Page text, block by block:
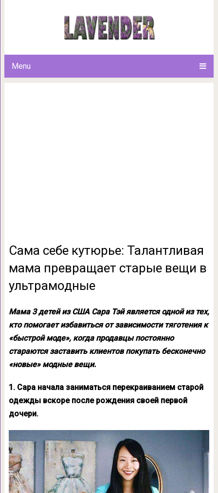
Menu
Сама себе кутюрье:
Сама себе кутюрье: Талантливая
мама превращает старые вещи в
ультрамодные
Мама 3 детей из США Сара Тэй является одной из тех,
кто помогает избавиться от зависимости тяготения к
«быстрой моде», когда продавцы постоянно
стараются заставить клиентов покупать бесконечно
«новые» модные вещи.
1. Сара начала заниматься перекраиванием старой
одежды вскоре после рождения своей первой
дочери.